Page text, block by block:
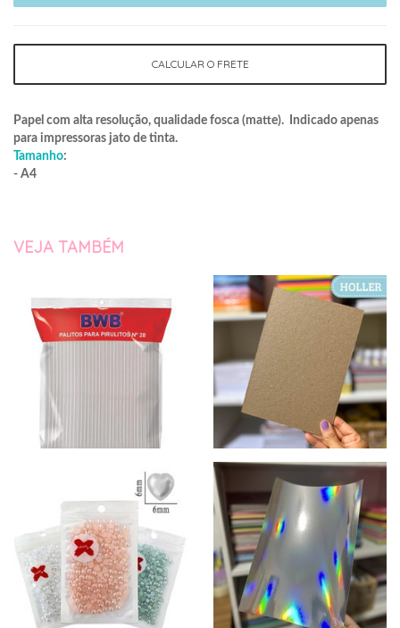
CALCULAR O FRETE
Papel com alta resolução, qualidade fosca (matte). Indicado apenas
para impressoras jato de tinta.
Tamanho:
- A4
VEJA TAMBÉM